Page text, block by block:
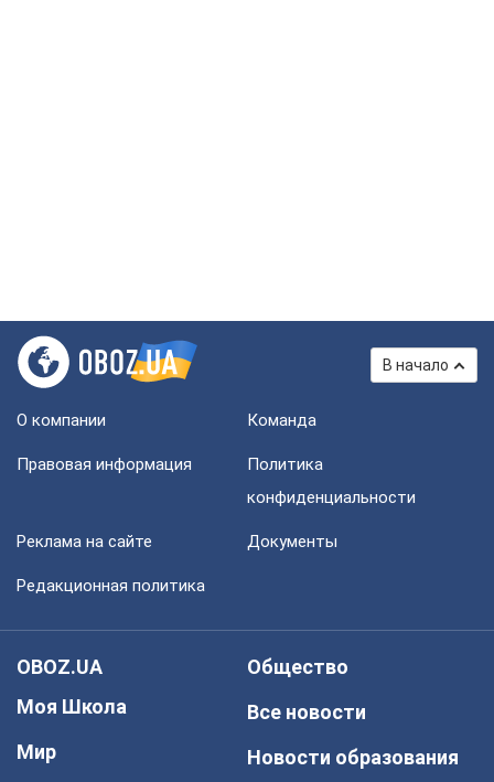
В начало
О компании Команда
Правовая информация
Политика
конфиденциальности
Реклама на сайте Документы
Редакционная политика
OBOZ.UA
Моя Школа
Мир
Общество
Все новости
Новости образования